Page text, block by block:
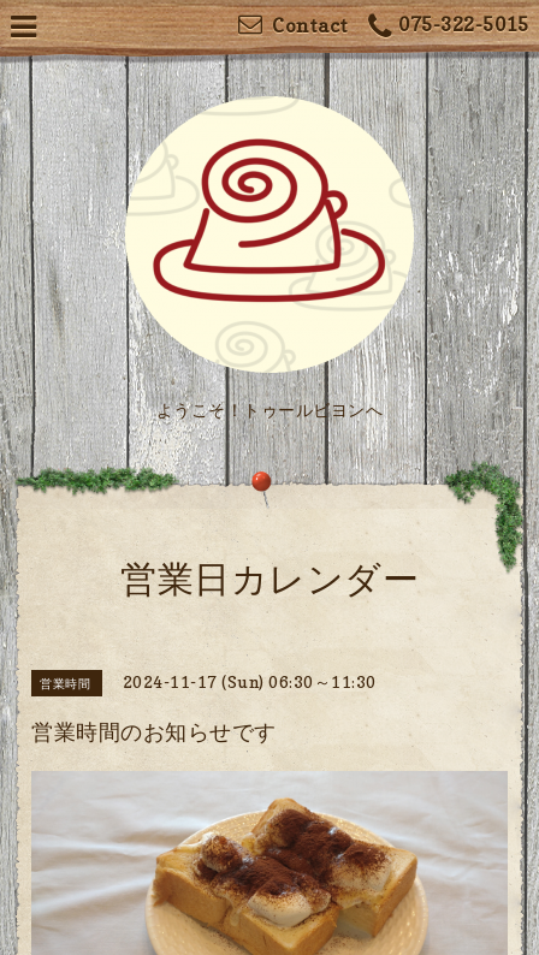
075-322-5015
Contact
ようこそ！トゥールビヨンへ
営業日カレンダー
営業時間 2024-11-17 (Sun) 06:30～11:30
営業時間のお知らせです